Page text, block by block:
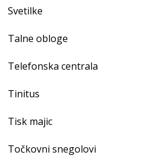
Svetilke
Talne obloge
Telefonska centrala
Tinitus
Tisk majic
Točkovni snegolovi